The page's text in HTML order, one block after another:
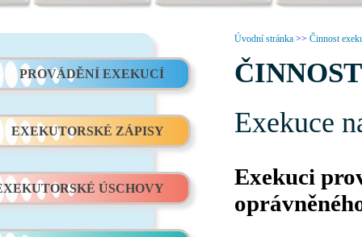
PROVÁDĚNÍ EXEKUCÍ
EXEKUTORSKÉ ZÁPISY
ÚSCHOVY
Úvodní stránka >> Činnost
Exekuce
Exekuci